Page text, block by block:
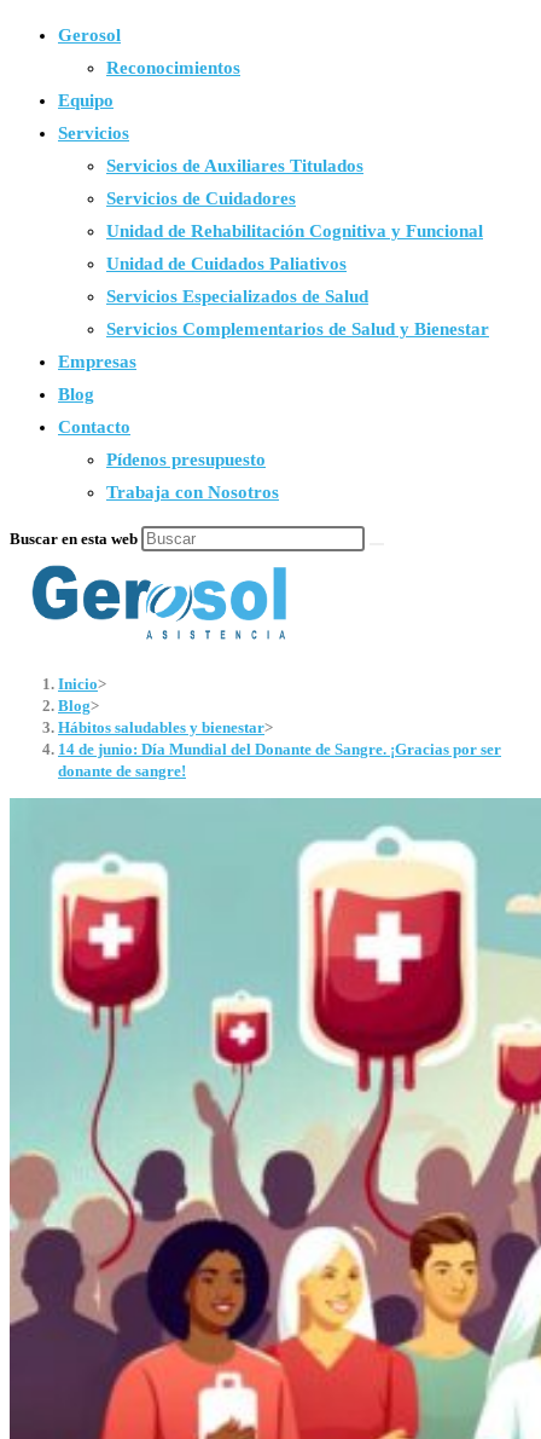
Gerosol
Reconocimientos
Equipo
Servicios
Servicios de Auxiliares Titulados
Servicios de Cuidadores
Unidad de Rehabilitación Cognitiva y Funcional
Unidad de Cuidados Paliativos
Servicios Especializados de Salud
Servicios Complementarios de Salud y Bienestar
Empresas
Blog
Contacto
Pídenos presupuesto
Trabaja con Nosotros
Buscar en esta web
Inicio>
Blog>
Hábitos saludables y bienestar>
14 de junio: Día Mundial del Donante de Sangre. ¡Gracias por ser
donante de sangre!